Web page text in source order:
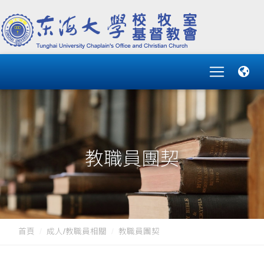
教職員團契
首頁 成人/教職員相關 教職員團契